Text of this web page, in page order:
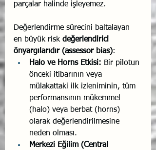
parçalar halinde işleyemez.
Değerlendirme sürecini baltalayan
en büyük risk değerlendirici
önyargılarıdır (assessor bias):
Halo ve Horns Etkisi: Bir pilotun
önceki itibarının veya
mülakattaki ilk izleniminin, tüm
performansının mükemmel
(halo) veya berbat (horns)
olarak değerlendirilmesine
neden olması.
Merkezi Eğilim (Central